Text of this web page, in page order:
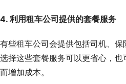
4. 利用租车公司提供的套餐服务
有些租车公司会提供包括司机、保
选择这些套餐服务可以更省心，
而增加成本。